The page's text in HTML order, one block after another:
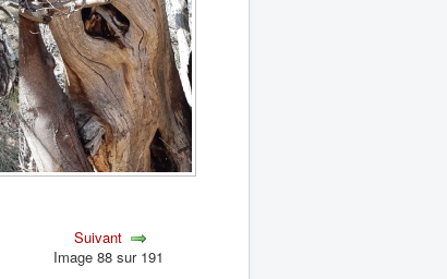
Suivant
Image 88 sur 191